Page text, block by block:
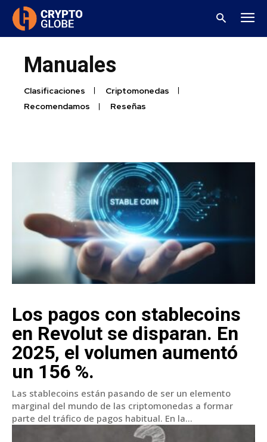
Manuales
Clasificaciones
Criptomonedas
Recomendamos
Reseñas
Los pagos con stablecoins
en Revolut se disparan. En
2025, el volumen aumentó
un 156 %.
Las stablecoins están pasando de ser un elemento
marginal del mundo de las criptomonedas a formar
parte del tráfico de pagos habitual. En la...